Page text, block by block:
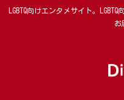
LGBTQ向けエンタメサイト。
お